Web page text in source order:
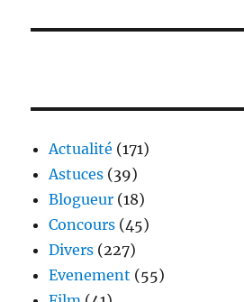
Actualité (171)
Astuces (39)
Blogueur (18)
Concours (45)
Divers (227)
Evenement (55)